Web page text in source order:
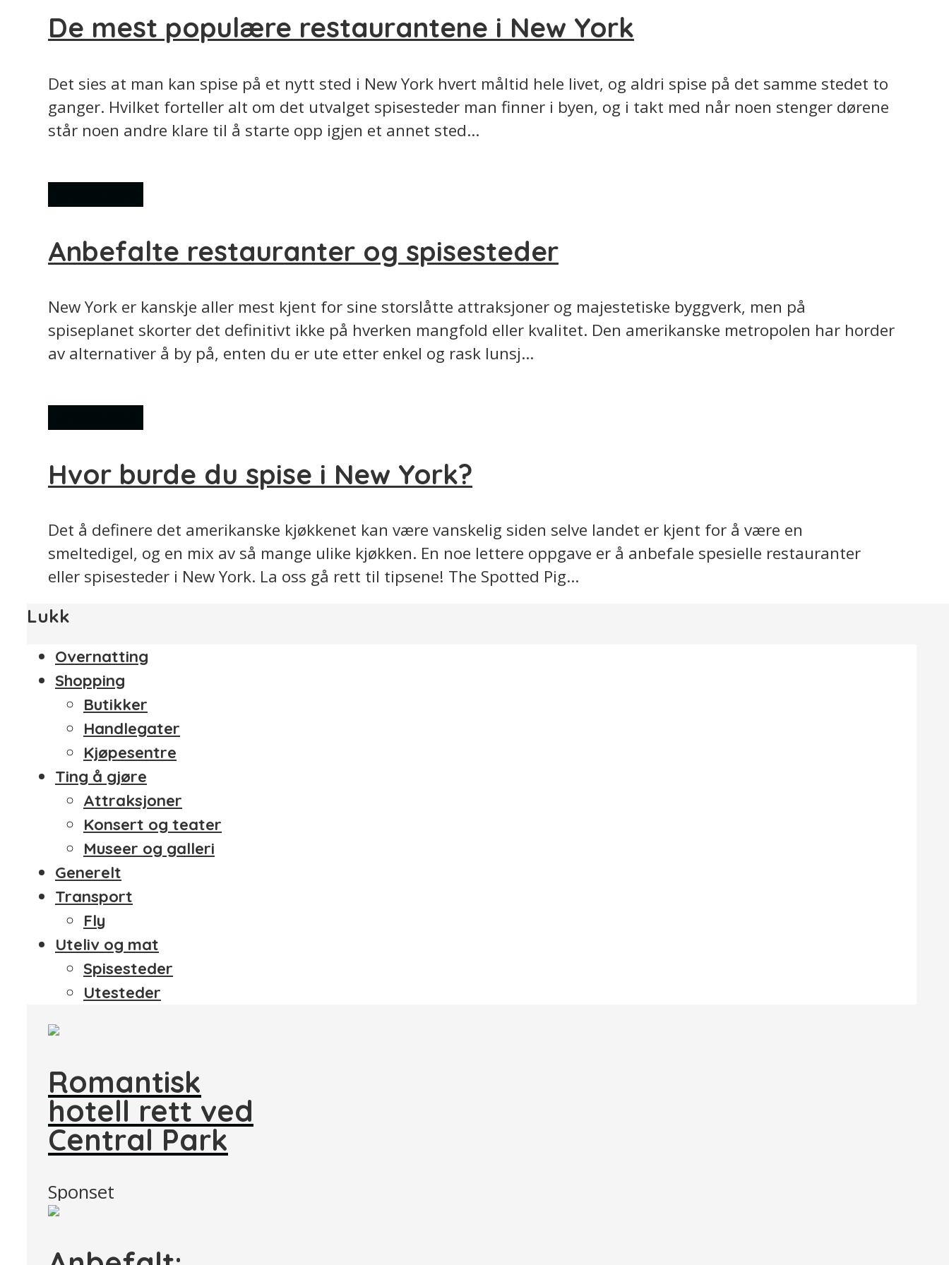
De mest populære restaurantene i New York
Det sies at man kan spise på et nytt sted i New York hvert måltid hele livet, og aldri spise på det samme stedet to
ganger. Hvilket forteller alt om det utvalget spisesteder man finner i byen, og i takt med når noen stenger dørene
står noen andre klare til å starte opp igjen et annet sted...
Anbefalte restauranter og spisesteder
New York er kanskje aller mest kjent for sine storslåtte attraksjoner og majestetiske byggverk, men på
spiseplanet skorter det definitivt ikke på hverken mangfold eller kvalitet. Den amerikanske metropolen har horder
av alternativer å by på, enten du er ute etter enkel og rask lunsj...
Hvor burde du spise i New York?
Det å definere det amerikanske kjøkkenet kan være vanskelig siden selve landet er kjent for å være en
smeltedigel, og en mix av så mange ulike kjøkken. En noe lettere oppgave er å anbefale spesielle restauranter
eller spisesteder i New York. La oss gå rett til tipsene! The Spotted Pig...
Lukk
Overnatting
Shopping
Butikker
Handlegater
Kjøpesentre
Ting å gjøre
Attraksjoner
Konsert og teater
Museer og galleri
Generelt
Transport
Fly
Uteliv og mat
Spisesteder
Utesteder
Romantisk
hotell rett ved
Central Park
Sponset